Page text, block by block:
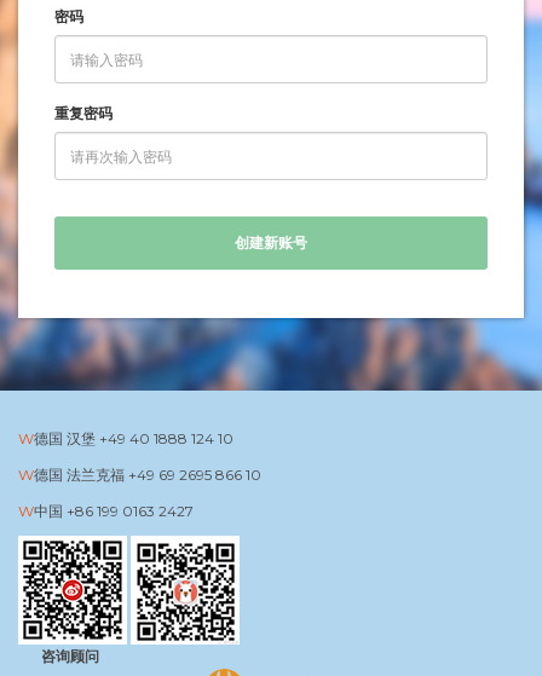
密码
重复密码
创建新账号
德国 汉堡 +49 40 1888 124 10
德国 法兰克福 +49 69 2695 866 10
中国 +86 199 0163 2427
咨询顾问